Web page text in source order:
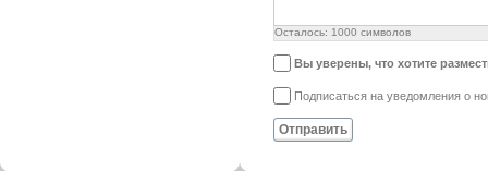
Осталось: 1000 символов
Вы уверены, что хотите
Подписаться на уведомления о
Отправить